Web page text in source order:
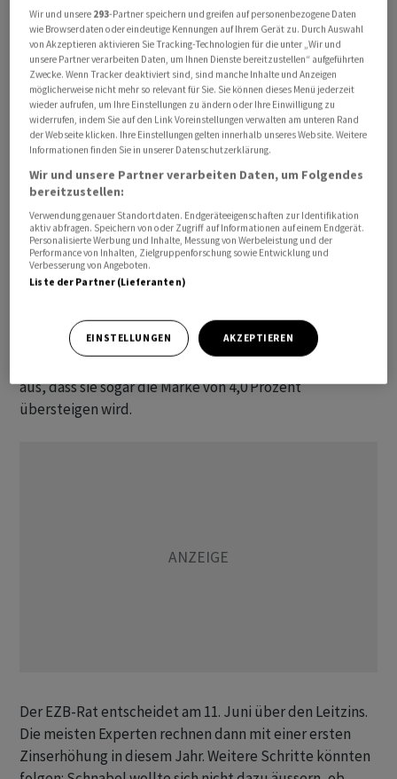
beträchtlichen Zeitraum» vom Zielwert der Notenbank
von 2,0 Prozent weg. Seit Ausbruch des Nahost-Krieges
Ende Februar sind die Energiekosten ‌im Euroraum stark
gestiegen, was die Wirtschaft belastet und zugleich die
Teuerung befeuert.
«Selbst wenn der ‌Krieg heute enden würde, ist der
Energieinfrastruktur und den globalen ​Lieferketten
bereits erheblicher Schaden zugefügt worden», warnte
die deutsche EZB-Direktorin. Daher sei sie der Ansicht,
dass selbst dann eine geldpolitische Reaktion
erforderlich wäre. Auch Bundesbank-Präsident Joachim
Nagel sieht die EZB vor diesem Hintergrund auf etwaige
Inflationsrate im April bei 3,0 Prozent und damit einen
ganzen Prozentpunkt über dem mittelfristigen
aus, dass ‌sie sogar die Marke von 4,0 Prozent
übersteigen wird.
Der EZB-Rat entscheidet am 11. Juni über den Leitzins.
Die meisten Experten rechnen dann mit einer ersten
Zinserhöhung in diesem Jahr. Weitere Schritte könnten
Wir und unsere 293-Partner speichern und greifen auf personenbezogene Daten
wie Browserdaten oder eindeutige Kennungen auf Ihrem Gerät zu. Durch Auswahl
von Akzeptieren aktivieren Sie Tracking-Technologien für die unter „Wir und
unsere Partner verarbeiten Daten, um Ihnen Dienste bereitzustellen“ aufgeführten
Zwecke. Wenn Tracker deaktiviert sind, sind manche Inhalte und Anzeigen
möglicherweise nicht mehr so relevant für Sie. Sie können dieses Menü jederzeit
wieder aufrufen, um Ihre Einstellungen zu ändern oder Ihre Einwilligung zu
widerrufen, indem Sie auf den Link Voreinstellungen verwalten am unteren Rand
der Webseite klicken. Ihre Einstellungen gelten innerhalb unseres Website. Weitere
Informationen finden Sie in unserer Datenschutzerklärung.
Wir und unsere Partner verarbeiten Daten, um Folgendes
bereitzustellen:
Verwendung genauer Standortdaten. Endgeräteeigenschaften zur Identifikation
aktiv abfragen. Speichern von oder Zugriff auf Informationen auf einem Endgerät.
Personalisierte Werbung und Inhalte, Messung von Werbeleistung und der
Performance von Inhalten, Zielgruppenforschung sowie Entwicklung und
Verbesserung von Angeboten.
Liste der Partner (Lieferanten)
EINSTELLUNGEN AKZEPTIEREN